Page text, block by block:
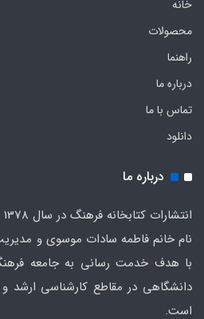
خانه
محصولات
راهنما
درباره ما
تماس با ما
دانلود
درباره ما
نام خانم فاطمه سادات موسوی و
با هدف خدمت رسانی به جامعه
دانشگاهی در مقاطع کارشناسی ارشد و
است.